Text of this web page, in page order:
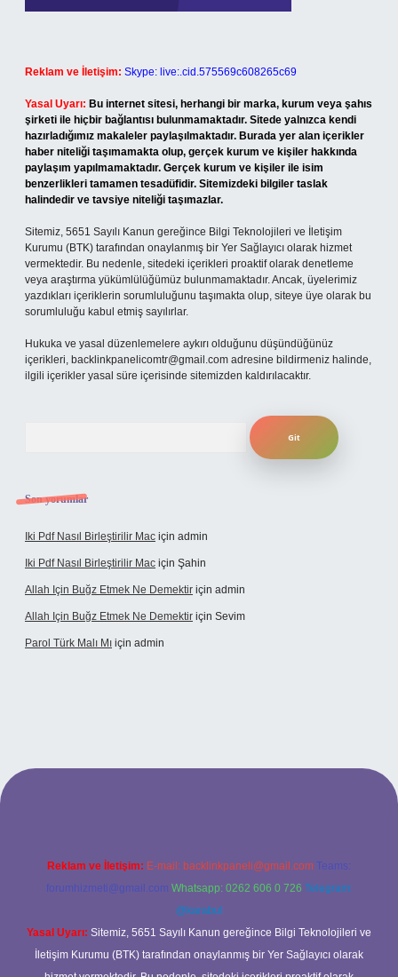
Reklam ve İletişim: Skype: live:.cid.575569c608265c69
Yasal Uyarı: Bu internet sitesi, herhangi bir marka, kurum veya şahıs
şirketi ile hiçbir bağlantısı bulunmamaktadır. Sitede yalnızca kendi
hazırladığımız makaleler paylaşılmaktadır. Burada yer alan içerikler
haber niteliği taşımamakta olup, gerçek kurum ve kişiler hakkında
paylaşım yapılmamaktadır. Gerçek kurum ve kişiler ile isim
benzerlikleri tamamen tesadüfidir. Sitemizdeki bilgiler taslak
halindedir ve tavsiye niteliği taşımazlar.
Sitemiz, 5651 Sayılı Kanun gereğince Bilgi Teknolojileri ve İletişim
Kurumu (BTK) tarafından onaylanmış bir Yer Sağlayıcı olarak hizmet
vermektedir. Bu nedenle, sitedeki içerikleri proaktif olarak denetleme
veya araştırma yükümlülüğümüz bulunmamaktadır. Ancak, üyelerimiz
yazdıkları içeriklerin sorumluluğunu taşımakta olup, siteye üye olarak bu
sorumluluğu kabul etmiş sayılırlar.
Hukuka ve yasal düzenlemelere aykırı olduğunu düşündüğünüz
içerikleri, backlinkpanelicomtr@gmail.com adresine bildirmeniz halinde,
ilgili içerikler yasal süre içerisinde sitemizden kaldırılacaktır.
Son yorumlar
Iki Pdf Nasıl Birleştirilir Mac için admin
Iki Pdf Nasıl Birleştirilir Mac için Şahin
Allah Için Buğz Etmek Ne Demektir için admin
Allah Için Buğz Etmek Ne Demektir için Sevim
Parol Türk Malı Mı için admin
giriş
Reklam ve İletişim: E-mail: backlinkpaneli@gmail.com Teams:
forumhizmeti@gmail.com Whatsapp: 0262 606 0 726 Telegram:
@karabul
Yasal Uyarı: Sitemiz, 5651 Sayılı Kanun gereğince Bilgi Teknolojileri ve
İletişim Kurumu (BTK) tarafından onaylanmış bir Yer Sağlayıcı olarak